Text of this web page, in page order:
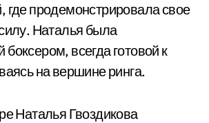
где продемонстрировала свое
Наталья была
всегда готовой к
на вершине ринга.
Наталья Гвоздикова